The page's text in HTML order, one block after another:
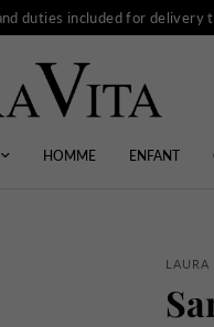
duties included for delivery
HOMME ENFANT
LAURA